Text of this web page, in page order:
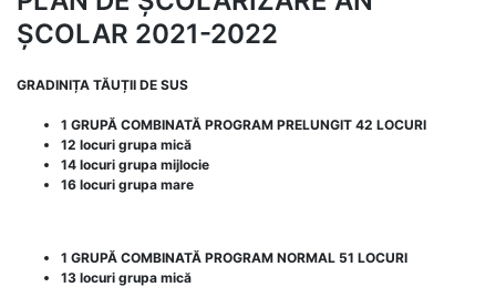
ȘCOLAR 2021-2022
GRADINIȚA TĂUȚII DE SUS
1 GRUPĂ COMBINATĂ PROGRAM PRELUNGIT 42 LOCURI
12 locuri grupa mică
14 locuri grupa mijlocie
16 locuri grupa mare
1 GRUPĂ COMBINATĂ PROGRAM NORMAL 51 LOCURI
13 locuri grupa mică